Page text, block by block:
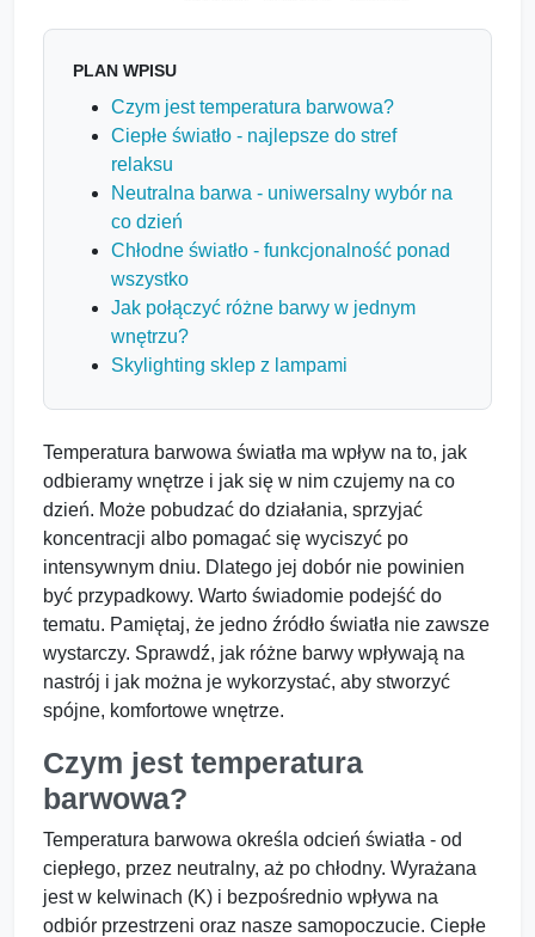
PLAN WPISU
Czym jest temperatura barwowa?
Ciepłe światło - najlepsze do stref
relaksu
Neutralna barwa - uniwersalny wybór na
co dzień
Chłodne światło - funkcjonalność ponad
wszystko
Jak połączyć różne barwy w jednym
wnętrzu?
Skylighting sklep z lampami
Temperatura barwowa światła ma wpływ na to, jak
odbieramy wnętrze i jak się w nim czujemy na co
dzień. Może pobudzać do działania, sprzyjać
koncentracji albo pomagać się wyciszyć po
intensywnym dniu. Dlatego jej dobór nie powinien
być przypadkowy. Warto świadomie podejść do
tematu. Pamiętaj, że jedno źródło światła nie zawsze
wystarczy. Sprawdź, jak różne barwy wpływają na
nastrój i jak można je wykorzystać, aby stworzyć
spójne, komfortowe wnętrze.
Czym jest temperatura
barwowa?
Temperatura barwowa określa odcień światła - od
ciepłego, przez neutralny, aż po chłodny. Wyrażana
jest w kelwinach (K) i bezpośrednio wpływa na
odbiór przestrzeni oraz nasze samopoczucie. Ciepłe